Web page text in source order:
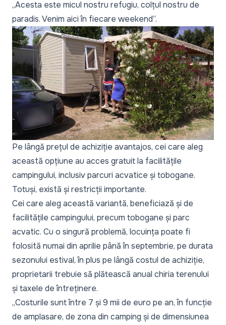
„Acesta este micul nostru refugiu, colțul nostru de
paradis. Venim aici în fiecare weekend”.
Pe lângă prețul de achiziție avantajos, cei care aleg
această opțiune au acces gratuit la facilitățile
campingului, inclusiv parcuri acvatice și tobogane.
Totuși, există și restricții importante.
Cei care aleg această variantă, beneficiază și de
facilitățile campingului, precum tobogane și parc
acvatic. Cu o singură problemă, locuința poate fi
folosită numai din aprilie până în septembrie, pe durata
sezonului estival, în plus pe lângă costul de achiziție,
proprietarii trebuie să plătească anual chiria terenului
și taxele de întreținere.
„Costurile sunt între 7 și 9 mii de euro pe an, în funcție
de amplasare, de zona din camping și de dimensiunea